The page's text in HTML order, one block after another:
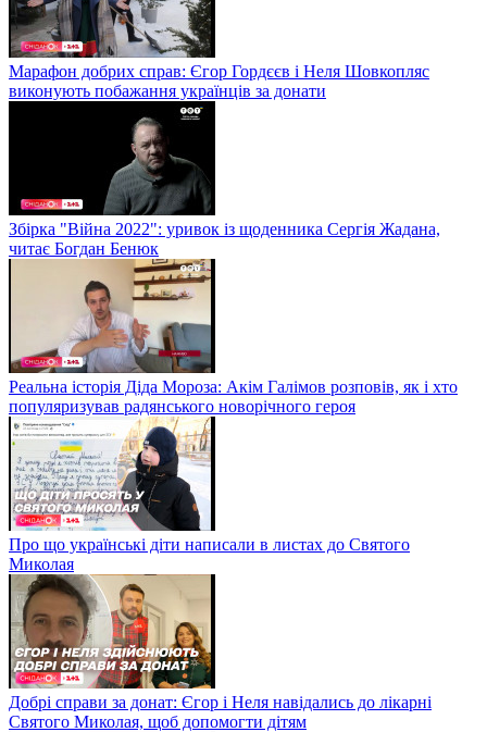
Марафон добрих справ: Єгор Гордєєв і Неля Шовкопляс
виконують побажання українців за донати
Збірка "Війна 2022": уривок із щоденника Сергія Жадана,
читає Богдан Бенюк
Реальна історія Діда Мороза: Акім Галімов розповів, як і хто
популяризував радянського новорічного героя
Про що українські діти написали в листах до Святого
Миколая
Добрі справи за донат: Єгор і Неля навідались до лікарні
Святого Миколая, щоб допомогти дітям